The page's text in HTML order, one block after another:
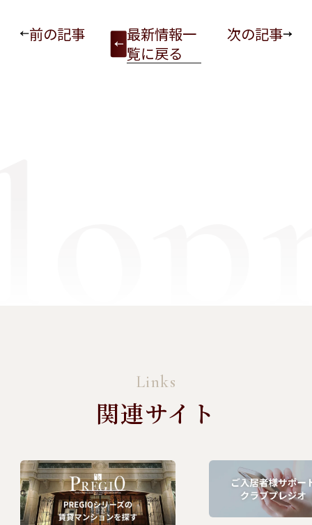
前の記事
最新情報一
覧に戻る
次の記事
Links
関連サイト